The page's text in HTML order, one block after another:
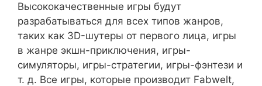
Высококачественные игры будут
разрабатываться для всех типов жанров,
таких как 3D-шутеры от первого лица, игры
в жанре экшн-приключения, игры-
симуляторы, игры-стратегии, игры-фэнтези и
т. д. Все игры, которые производит Fabwelt,